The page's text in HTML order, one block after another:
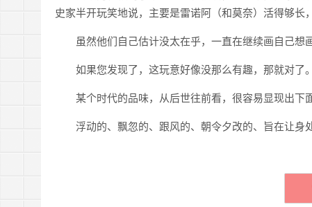
史家半开玩笑地说，主要是雷诺阿（和莫奈）活得够长
虽然他们自己估计没太在乎，一直在继续画自己想
如果您发现了，这玩意好像没那么有趣，那就对了。
某个时代的品味，从后世往前看，很容易显现出下
浮动的、飘忽的、跟风的、朝令夕改的、旨在让身